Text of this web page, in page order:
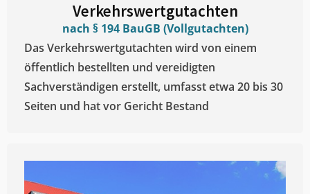
Verkehrswertgutachten
nach § 194 BauGB (Vollgutachten)
Das Verkehrswertgutachten wird von einem
öffentlich bestellten und vereidigten
Sachverständigen erstellt, umfasst etwa 20 bis 30
Seiten und hat vor Gericht Bestand